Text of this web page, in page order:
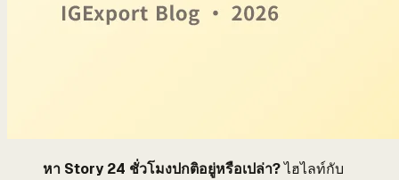
หา Story 24 ชั่วโมงปกติอยู่หรือเปล่า?ไฮไลท์กับ